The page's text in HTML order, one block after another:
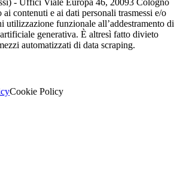
- Uffici Viale Europa 46, 20093 Cologno
ai contenuti e ai dati personali trasmessi e/o
utilizzazione funzionale all’addestramento di
generativa. È altresì fatto divieto
automatizzati di data scraping.
Cookie Policy